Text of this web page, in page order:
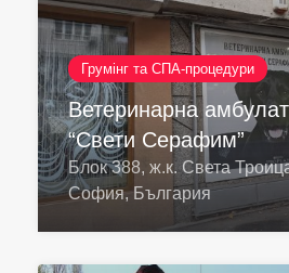
Грумінг та СПА-процедури
Ветеринарна
“Свети Серафим”
Блок 388, ж.к. Света
София, България